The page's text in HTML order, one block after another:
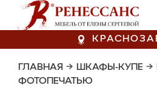
ГЛАВНАЯ → ШКАФЫ-КУПЕ →
ФОТОПЕЧАТЬЮ